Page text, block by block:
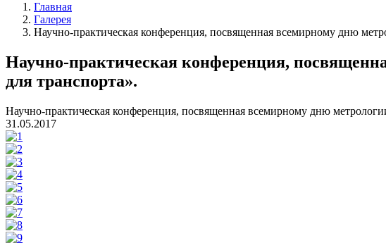
Главная
Галерея
Научно-практическая конференция, посвященная всемирному дню
Научно-практическая конференция,
для транспорта».
Научно-практическая конференция, посвященная всемирному дню
31.05.2017